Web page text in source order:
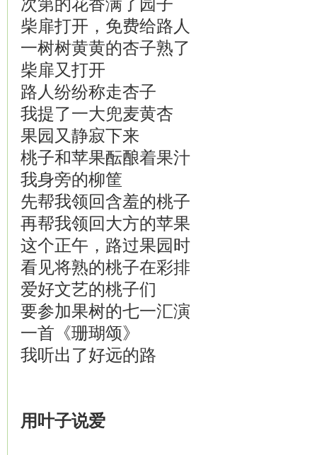
次第的花香满了园子
柴扉打开，免费给路人
一树树黄黄的杏子熟了
柴扉又打开
路人纷纷称走杏子
我提了一大兜麦黄杏
果园又静寂下来
桃子和苹果酝酿着果汁
我身旁的柳筐
先帮我领回含羞的桃子
再帮我领回大方的苹果
这个正午，路过果园时
看见将熟的桃子在彩排
爱好文艺的桃子们
要参加果树的七一汇演
一首《珊瑚颂》
我听出了好远的路
用叶子说爱